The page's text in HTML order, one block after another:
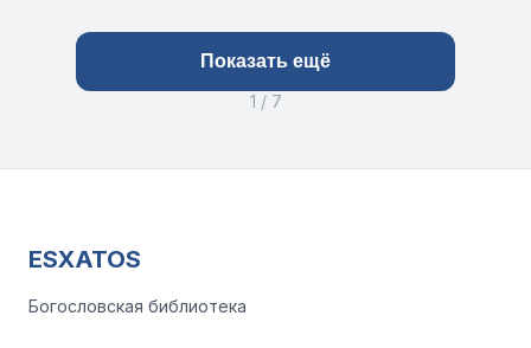
Показать ещё
1 / 7
ESXATOS
Богословская библиотека